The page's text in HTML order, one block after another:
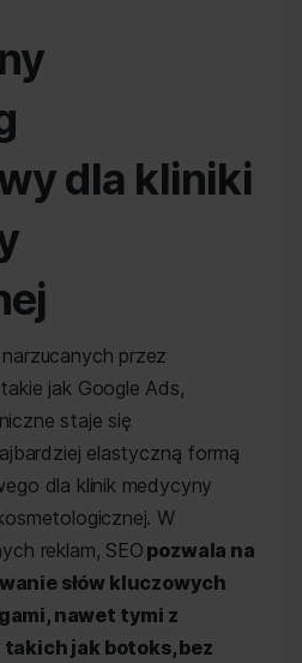
dla kliniki
przez
jak Google Ads,
staje się
elastyczną formą
dla klinik medycyny
W
reklam, SEO pozwala na
słów kluczowych
nawet tymi z
jak botoks, bez